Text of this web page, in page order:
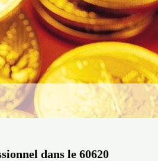
dans le 60620